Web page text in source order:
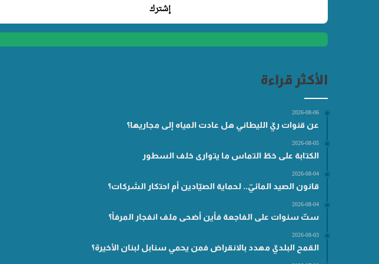
الأكثر قراءة
2026-08-06
عن قنوات ريّ الليطاني هل عادت المياه إلى مجاريها؟
2026-08-05
الكتابة على خطّ التماس ما يتوارى خلف السطور
2026-08-04
قانون الصيد المائيّ.. لحماية الصيّادين أم احتكار الشركات؟
2026-08-04
ستّ سنوات على الفاجعة فأين أضحى ملف انفجار المرفأ؟
2026-08-03
القمح البلديّ مهدد بالانقراض فمن يحمي سنابل لبنان الأخيرة؟